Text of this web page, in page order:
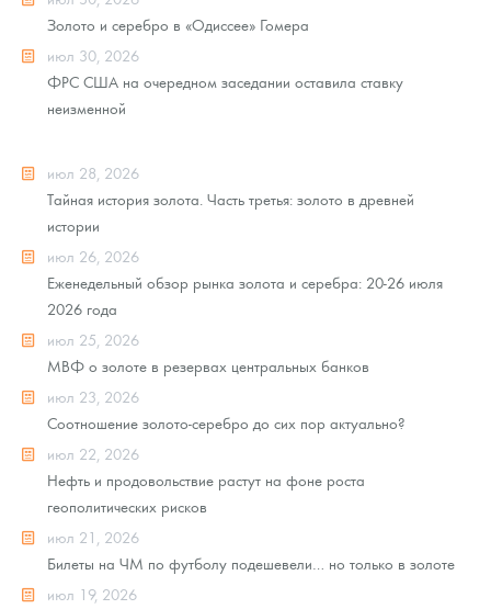
Золото и серебро в «Одиссее» Гомера
июл 30, 2026
ФРС США на очередном заседании оставила ставку
неизменной
июл 28, 2026
Тайная история золота. Часть третья: золото в древней
истории
июл 26, 2026
Еженедельный обзор рынка золота и серебра: 20-26 июля
2026 года
июл 25, 2026
МВФ о золоте в резервах центральных банков
июл 23, 2026
Соотношение золото-серебро до сих пор актуально?
июл 22, 2026
Нефть и продовольствие растут на фоне роста
геополитических рисков
июл 21, 2026
Билеты на ЧМ по футболу подешевели… но только в золоте
июл 19, 2026